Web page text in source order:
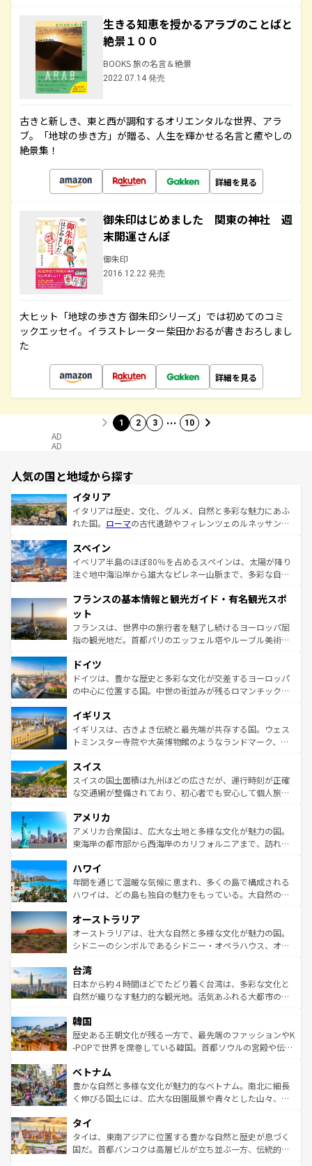
生きる知恵を授かるアラブのことばと
絶景１００
BOOKS 旅の名言＆絶景
2022.07.14 発売
古きと新しき、東と西が調和するオリエンタルな世界、アラ
ブ。「地球の歩き方」が贈る、人生を輝かせる名言と癒やしの
絶景集！
詳細を見る
御朱印はじめました 関東の神社 週
末開運さんぽ
御朱印
2016.12.22 発売
大ヒット「地球の歩き方 御朱印シリーズ」では初めてのコミ
ックエッセイ。イラストレーター柴田かおるが書きおろしまし
た
詳細を見る
1 2 3 … 10
AD
AD
人気の国と地域から探す
イタリア
イタリアは歴史、文化、グルメ、自然と多彩な魅力にあふ
れた国。 ローマの古代遺跡やフィレンツェのルネッサンス
ろん、トスカーナの美しい田園風景やアマルフィ海岸の絶
景など、自然景観も見逃せない。観光の合間には、本場の
ピザやパスタなど、絶品のイタリア料理を堪能することも
ませてくれるイタリアで、忘れられない旅をしてみよう！
なお、新着のイタリア情報は
しい。
スペイン
イベリア半島のほぼ80％を占めるスペインは、太陽が降り
注ぐ地中海沿岸から雄大なピレネー山脈まで、多彩な自然
文化が根付くこの国では、情熱的なフラメンコ、熱気あふ
れる闘牛、そして美味しいタパスが生活の一部となってい
る。首都マドリードの洗練された雰囲気や、バルセロナの
アートに溢れた街角から、地方では古代ローマ遺跡や中世
せる。地方によって風土や気候が異なるスペインはその個
性で訪れる人を魅了する。 なお、新着のスペイン情報は コ
ンテンツ一覧を参照してほしい。
フランスの基本情報と観光ガイド・有名観光スポ
ット
フランスは、世界中の旅行者を魅了し続けるヨーロッパ屈
指の観光地だ。首都パリのエッフェル塔やルーブル美術館
で、幅広い魅力が詰まっている。華麗な宮殿、歴史的な大
聖堂、美しいビーチ、そして豊かな自然が、訪れる者を心
から魅了する。また、フランスは美食の国としても知ら
いる。シャンパンの発祥地であるランス、プロヴァンスの
香り高いラベンダー畑など、多彩な楽しみ方が可能だ。さ
らに、パリ以外の地域にも魅力が溢れており、どの街角に
れる地方に足を運ぶとそれぞれで全く異なる文化を体験で
きるだろう。 なお、新着のフランス情報はコンテンツ一覧
を参照してほしい。
ドイツ
ドイツは、豊かな歴史と多彩な文化が交差するヨーロッパ
の中心に位置する国。中世の街並みが残るロマンチック街
顔を持つこの国は、どこを歩いても飽きることがない。ベ
ルリンの文化的活気、バイエルン州のアルプスの絶景、そ
してライン川沿いのワイン畑といった風景は必見。ビール
は、お酒好きな人にはぜひ体験してほしい。 なお、新着の
ドイツ情報はコンテンツ一覧を参照してほしい。
イギリス
イギリスは、古きよき伝統と最先端が共存する国。ウェス
トミンスター寺院や大英博物館のようなランドマーク、歴
リアごとに異なる魅力がある。また、優雅なアフタヌーン
ティー、ビール好きにはたまらない英国パブ、サッカー観
戦など、本場だからこそできる体験も豊富。イギリスを旅
ンツ一覧を参照してほしい。
スイス
スイスの国土面積は九州ほどの広さだが、運行時刻が正確
な交通網が整備されており、初心者でも安心して個人旅行
の建物がそのまま残る町や、スイスならではのユニークな
博物館もあり、アルプス観光だけでなく町歩きも満喫する
ことができる。国民の所得が高いため物価も高いが、旅行
ば市内交通費無料で観光を楽しむこともできる。 なお、新
着のスイス情報はコンテンツ一覧 を参照してほしい。
アメリカ
アメリカ合衆国は、広大な土地と多様な文化が魅力の国。
東海岸の都市部から西海岸のカリフォルニアまで、訪れる
のような巨大都市は、観光、ショッピング、エンターテイ
ンメントが詰まった刺激的なスポットだ。一方、アメリカ
西部には大自然が広がり、グランドキャニオンやイエロー
部のニューオーリンズでは、音楽と美食が融合した独特の
文化が魅力。旅行者はアメリカの各地域で異なる魅力を楽
しみながら、その多様性と豊かな歴史を感じることができ
ならではの贅沢な旅のスタイルだ。 なお、新着のアメリカ
情報はコンテンツ一覧を参照してほしい。
ハワイ
年間を通じて温暖な気候に恵まれ、多くの島で構成される
ハワイは、どの島も独自の魅力をもっている。大自然の神
ワイ島は見逃せない。また、定番の観光地といえばオアフ
島だが、静かな自然を求めるならマウイ島やカウアイ島が
おすすめ。エメラルドグリーンに輝く海をはじめ、豊かな
れるおもてなしの心で訪れる人々を迎えてくれるハワイの
人々、おいしいローカルフードやハワイアンミュージッ
ク、伝統的なフラダンスなど、すべてがハワイの魅力を彩
ワイを、存分に味わってほしい。 なお、新着のハワイ情報
はコンテンツ一覧を参照してほしい。
オーストラリア
オーストラリアは、壮大な自然と多様な文化が魅力の国。
シドニーのシンボルであるシドニー・オペラハウス、オー
リアリーフや大陸中央部にそびえるウルル（エアーズロッ
ク）、タスマニアの美しい原生林やケアンズの熱帯雨林な
ど、見どころがたくさん。また、カフェやワイン、オージ
いる。アクティビティも充実しており、サーフィンやダイ
ビング、ハイキングなど、アウトドア好きにはたまらな
い。オーストラリアの多彩な魅力を存分に味わいつくそ
参照してほしい。
台湾
日本から約４時間ほどでたどり着く台湾は、多彩な文化と
自然が織りなす魅力的な観光地。活気あふれる大都市の台
ン）、静ひつな山岳地帯である台湾東部など、都市の喧騒
と山間の静けさが共存しており、訪れる人に新しい発見と
驚きをもたらしてくれる。また、奥深い台湾の食文化も魅
容にもいいと評判のスイーツなど、バラエティ豊かな料理
が味わえる。 なお、新着の台湾情報は コンテンツ一覧を参
照してほしい。
韓国
歴史ある王朝文化が残る一方で、最先端のファッションやK
-POPで世界を席巻している韓国。首都ソウルの宮殿や伝統
き、地方に足を延ばせば四季折々の自然美を楽しむことが
できる。そして、キムチや焼肉、絶品のストリートフード
まで、さまざまな韓国料理が待っている。夜には、韓国な
リティに包まれながら、韓国の多彩な魅力を心ゆくまで味
わってみてほしい。 なお、新着の韓国情報はコンテンツ一
覧を参照してほしい。
ベトナム
豊かな自然と多様な文化が魅力的なベトナム。南北に細長
く伸びる国土には、広大な田園風景や青々とした山々、世
急速な発展と共に伝統が息づく。ハノイの古い町並みやホ
ーチミン市のフランス統治時代の建物も、独特の雰囲気を
醸し出している。また、バラエティの豊かさとおいしさで
タイ
タイは、東南アジアに位置する豊かな自然と歴史が息づく
国だ。首都バンコクは高層ビルが立ち並ぶ一方、伝統的な